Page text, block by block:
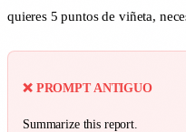
quieres 5 puntos de viñeta,
❌ PROMPT ANTIGUO
Summarize this report.